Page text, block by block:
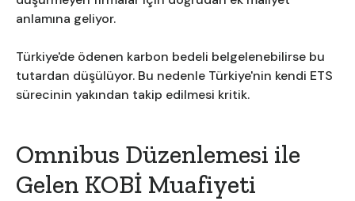
anlamına geliyor.
Türkiye'de ödenen karbon bedeli belgelenebilirse bu
tutardan düşülüyor. Bu nedenle Türkiye'nin kendi ETS
sürecinin yakından takip edilmesi kritik.
Omnibus Düzenlemesi ile
Gelen KOBİ Muafiyeti